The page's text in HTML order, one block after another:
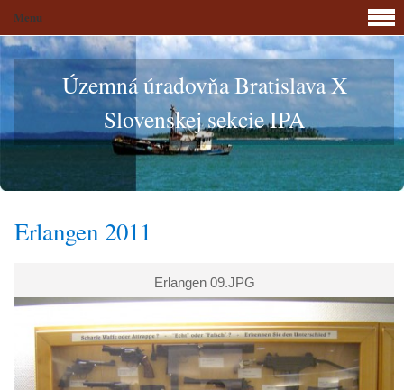
Územná úradovňa Bratislava X
Slovenskej sekcie IPA
Erlangen 2011
Erlangen 09.JPG
Menu